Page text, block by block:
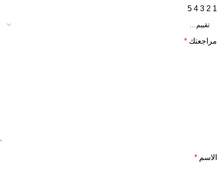
1
2
3
4
5
مراجعتك *
الاسم *